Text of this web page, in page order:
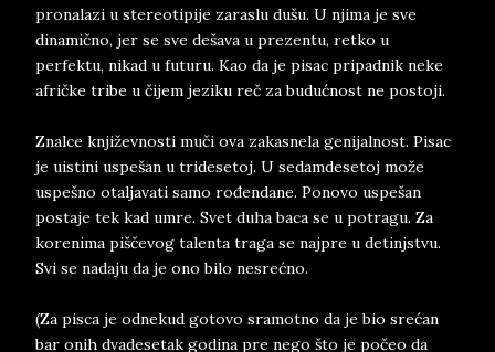
pronalazi u stereotipije zaraslu dušu. U njima je sve
dinamično, jer se sve dešava u prezentu, retko u
perfektu, nikad u futuru. Kao da je pisac pripadnik neke
afričke tribe u čijem jeziku reč za budućnost ne postoji.
Znalce književnosti muči ova zakasnela genijalnost. Pisac
je uistini uspešan u tridesetoj. U sedamdesetoj može
uspešno otaljavati samo rođendane. Ponovo uspešan
postaje tek kad umre. Svet duha baca se u potragu. Za
korenima piščevog talenta traga se najpre u detinjstvu.
Svi se nadaju da je ono bilo nesrećno.
(Za pisca je odnekud gotovo sramotno da je bio srećan
bar onih dvadesetak godina pre nego što je počeo da